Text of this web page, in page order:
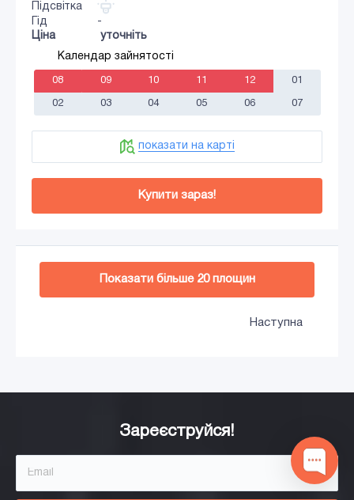
Підсвітка
Гід
-
Ціна
уточніть
Календар зайнятості
08 09 10 11 12 01
02 03 04 05 06 07
показати на карті
Купити зараз!
Додати в кошик
Показати більше 20 площин
Наступна
Зареєструйся!
1